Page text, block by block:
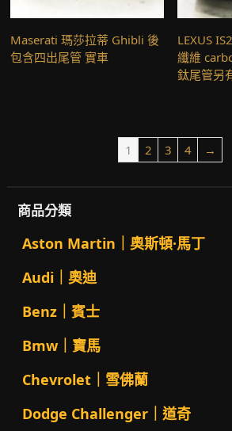
Maserati 瑪莎拉蒂 Ghibli 後
包含四出尾管 實車
LEXUS
纖維
鈦尾管另
1 2 3 4 →
商品分類
Aston Martin｜奧斯頓·馬丁
Audi｜奧迪
Benz｜賓士
Bmw｜寶馬
Chevrolet｜雪佛蘭
Dodge Challenger｜道奇